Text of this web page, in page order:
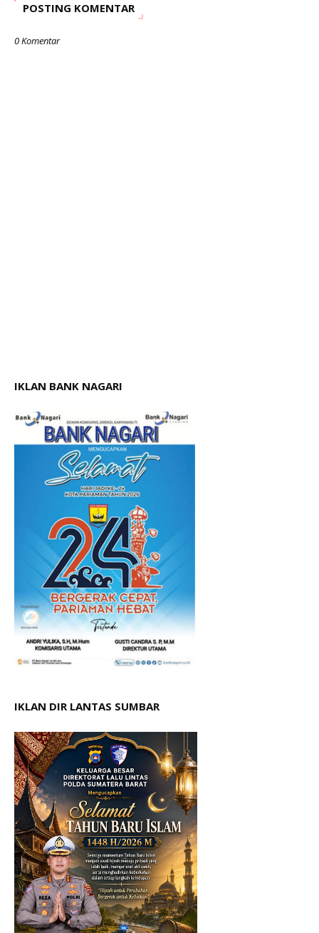
POSTING KOMENTAR
0 Komentar
IKLAN BANK NAGARI
IKLAN DIR LANTAS SUMBAR